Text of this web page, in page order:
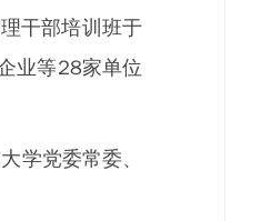
干部培训班于
业等28家单位
学党委常委、